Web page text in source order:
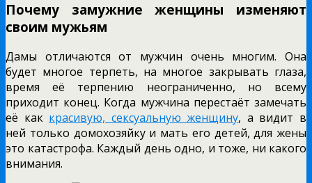
Почему замужние женщины изменяют
своим мужьям
Дамы отличаются от мужчин очень многим. Она
будет многое терпеть, на многое закрывать глаза,
время её терпению неограниченно, но всему
приходит конец. Когда мужчина перестаёт замечать
её как красивую, сексуальную женщину, а видит в
ней только домохозяйку и мать его детей, для жены
это катастрофа. Каждый день одно, и тоже, ни какого
внимания.